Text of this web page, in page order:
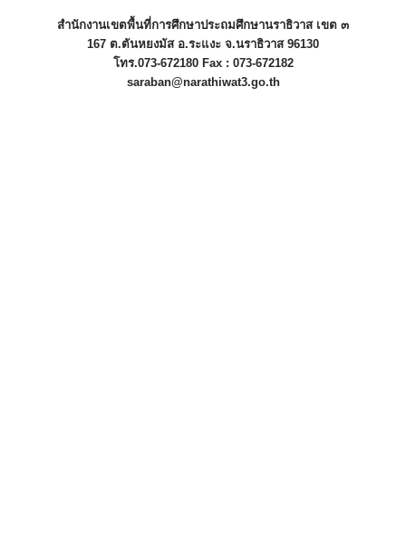
สำนักงานเขตพื้นที่การศึกษาประถมศึกษานราธิวาส เขต ๓
167 ต.ตันหยงมัส อ.ระแงะ จ.นราธิวาส 96130
โทร.073-672180 Fax : 073-672182
saraban@narathiwat3.go.th